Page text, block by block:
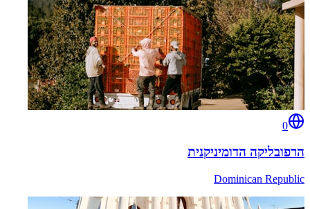
0
הרפובליקה הדומיניקנית
Dominican Republic